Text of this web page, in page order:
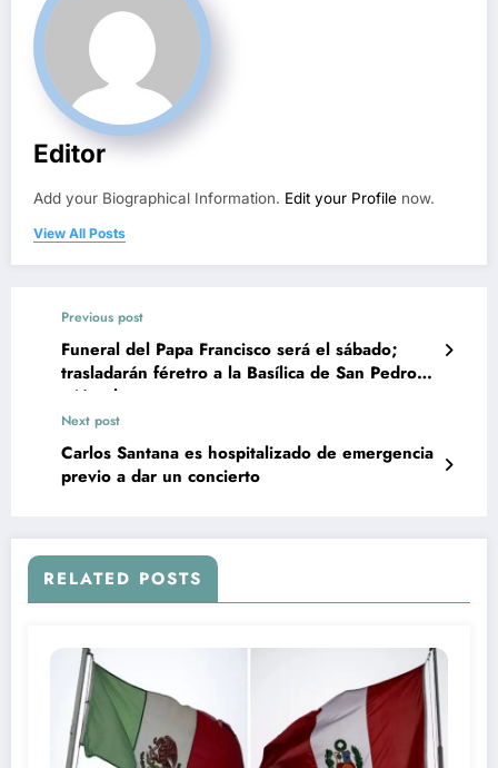
Editor
Add your Biographical Information. Edit your Profile now.
View All Posts
Previous post
Funeral del Papa Francisco será el sábado;
trasladarán féretro a la Basílica de San Pedro el
miércoles
Next post
Carlos Santana es hospitalizado de emergencia
previo a dar un concierto
RELATED POSTS